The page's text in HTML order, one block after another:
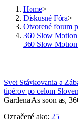
Home>
Diskusné Fóra>
Otvorené forum
360 Slow Motion
360 Slow
Svet Stávkovania a
tipérov po celom
Gardena As soon as,
Označené ako: 25